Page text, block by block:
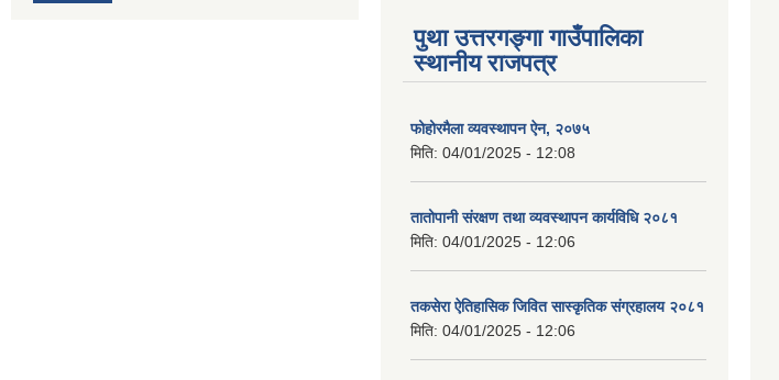
पुथा उत्तरगङ्गा गाउँपालिका
स्थानीय राजपत्र
फोहोरमैला व्यवस्थापन ऐन, २०७५
मिति: 04/01/2025 - 12:08
तातोपानी संरक्षण तथा व्यवस्थापन कार्यविधि २०८१
मिति: 04/01/2025 - 12:06
तकसेरा ऐतिहासिक जिवित सास्कृतिक संग्रहालय २०८१
मिति: 04/01/2025 - 12:06